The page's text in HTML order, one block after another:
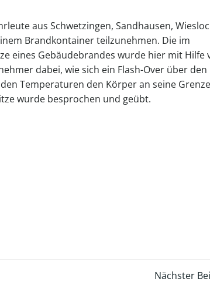
aus Schwetzingen, Sandhausen,
Brandkontainer teilzunehmen. Die im
eines Gebäudebrandes wurde hier mit Hilfe
dabei, wie sich ein Flash-Over über den
Temperaturen den Körper an seine Grenze
wurde besprochen und geübt.
Nächster